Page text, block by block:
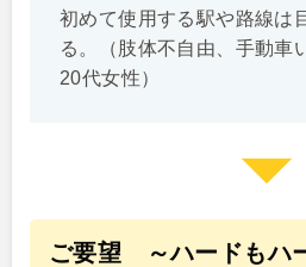
初めて使用する駅や路線は
る。（肢体不自由、手動車
20代女性）
ご要望 ～ハードもハ